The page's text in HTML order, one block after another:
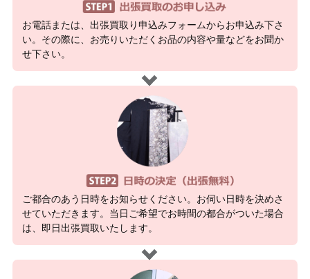
お電話または、出張買取り申込みフォームからお申込み下さ
い。その際に、お売りいただくお品の内容や量などをお聞か
せ下さい。
ご都合のあう日時をお知らせください。お伺い日時を決めさ
せていただきます。当日ご希望でお時間の都合がついた場合
は、即日出張買取いたします。